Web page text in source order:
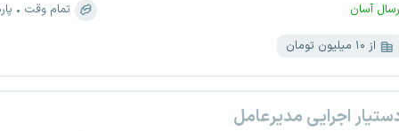
آسان
تمام وقت
از ۱۰ میلیون تومان
اجرایی مدیرعامل